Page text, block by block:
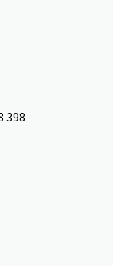
398